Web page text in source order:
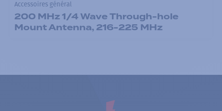
Accessoires général
200 MHz 1/4 Wave Through-hole
Mount Antenna, 216-225 MHz